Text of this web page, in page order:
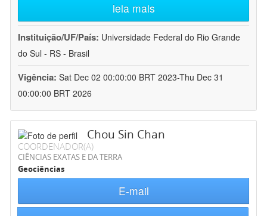
leia mais
Instituição/UF/País: Universidade Federal do Rio Grande
do Sul - RS - Brasil
Vigência: Sat Dec 02 00:00:00 BRT 2023-Thu Dec 31
00:00:00 BRT 2026
Chou Sin Chan
COORDENADOR(A)
CIÊNCIAS EXATAS E DA TERRA
Geociências
E-mail